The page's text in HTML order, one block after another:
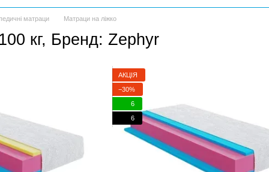
матраци Матраци на ліжко
кг, Бренд: Zephyr
АКЦІЯ
−30%
6
6